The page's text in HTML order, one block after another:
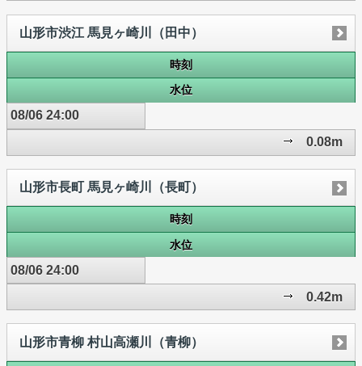
山形市渋江 馬見ヶ崎川（田中）
時刻
水位
08/06 24:00
0.08m
山形市長町 馬見ヶ崎川（長町）
時刻
水位
08/06 24:00
0.42m
山形市青柳 村山高瀬川（青柳）